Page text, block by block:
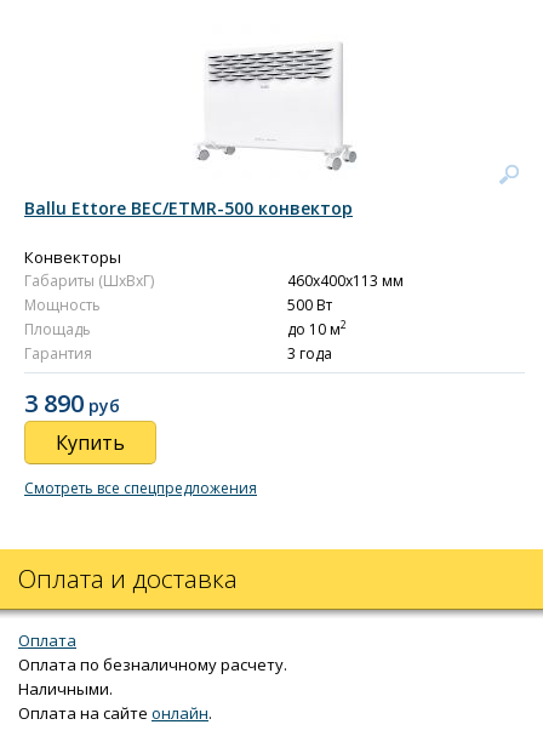
Ballu Ettore BEC/ETMR-500 конвектор
Конвекторы
Габариты (ШxВxГ)
460x400x113 мм
Мощность
500 Вт
Площадь
до 10 м2
Гарантия 3 года
3 890 руб
Купить
Смотреть все спецпредложения
Оплата и доставка
Оплата
Оплата по безналичному расчету.
Наличными.
Оплата на сайте онлайн.